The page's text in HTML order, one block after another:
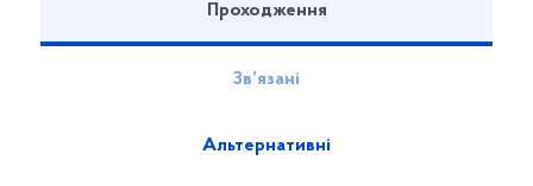
Проходження
Зв’язані
Альтернативні